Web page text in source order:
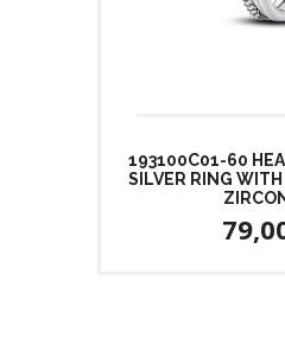
193100C01-60
SILVER RING